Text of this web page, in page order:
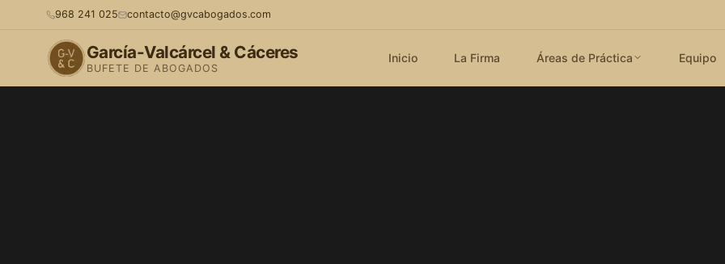
968 241 025 contacto@gvcabogados.com
García-Valcárcel & Cáceres
BUFETE DE ABOGADOS
Inicio La Firma Áreas de Práctica Equipo